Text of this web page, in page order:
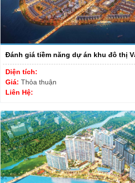
Đánh giá tiềm năng dự án khu đô thị
Diện tích:
Giá: Thỏa thuận
Liên Hệ: